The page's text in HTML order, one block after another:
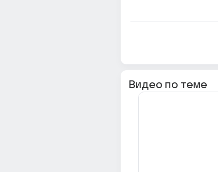
Видео по теме